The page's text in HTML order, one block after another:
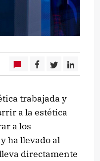
trabajada y
a la estética
a los
ha llevado al
directamente